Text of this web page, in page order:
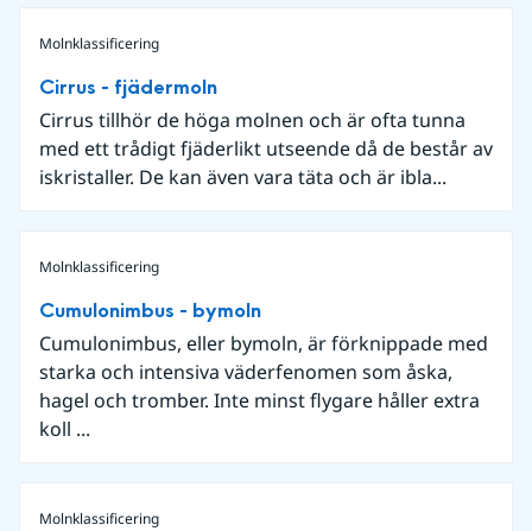
Molnklassificering
Cirrus - fjädermoln
Cirrus tillhör de höga molnen och är ofta tunna
med ett trådigt fjäderlikt utseende då de består av
iskristaller. De kan även vara täta och är ibla...
Molnklassificering
Cumulonimbus - bymoln
Cumulonimbus, eller bymoln, är förknippade med
starka och intensiva väderfenomen som åska,
hagel och tromber. Inte minst flygare håller extra
koll ...
Molnklassificering